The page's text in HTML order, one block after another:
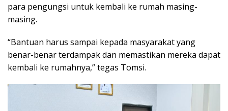
para pengungsi untuk kembali ke rumah masing-
masing.
“Bantuan harus sampai kepada masyarakat yang
benar-benar terdampak dan memastikan mereka dapat
kembali ke rumahnya,” tegas Tomsi.